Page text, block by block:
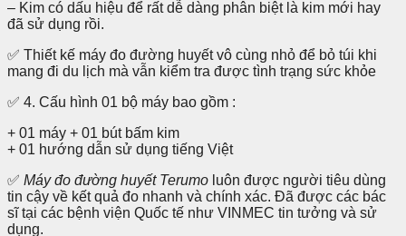
– Kim có dấu hiệu để rất dễ dàng phân biệt là kim mới hay
đã sử dụng rồi.
✅ Thiết kế máy đo đường huyết vô cùng nhỏ để bỏ túi khi
mang đi du lịch mà vẫn kiểm tra được tình trạng sức khỏe
✅ 4. Cấu hình 01 bộ máy bao gồm :
+ 01 máy + 01 bút bấm kim
+ 01 hướng dẫn sử dụng tiếng Việt
✅ Máy đo đường huyết Terumo luôn được người tiêu dùng
tin cậy về kết quả đo nhanh và chính xác. Đã được các bác
sĩ tại các bệnh viện Quốc tế như VINMEC tin tưởng và sử
dụng.